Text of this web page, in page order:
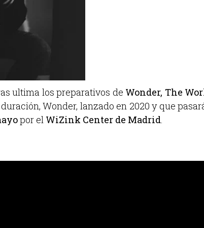
ultima los preparativos de Wonder, The
Wonder, lanzado en 2020 y que
por el WiZink Center de Madrid.